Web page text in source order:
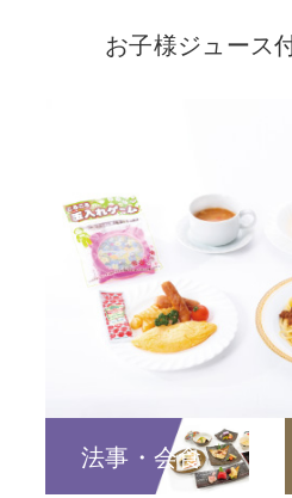
お子様ジュース
法事・会食